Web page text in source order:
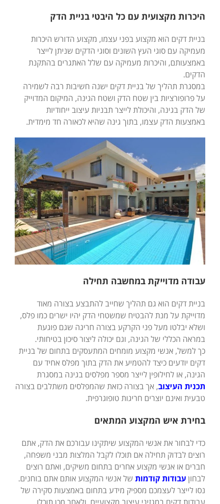
היכרות מקצועית עם כל היבטי בניית הדק
בניית דקים הוא מקצוע בפני עצמו, מקצוע הדורש היכרות
מעמיקה עם סוגי העץ השונים וסוגי הדקים שניתן לייצר
באמצעותם, והיכרות מעמיקה עם שלל האתגרים בהתקנת
הדקים.
במסגרת תהליך של בניית דקים ישנה חשיבות רבה לשמירה
על פרופורציות בין שטח הדק ושטח הגינה, המיקום המדוייק
של הדק בגינה, והיכולת לייצר תבניות עיצוב ייחודיות
באמצעות הדק עצמו, בתוך גינה שהיא לכאורה חד מימדית.
עבודה מדוייקת במחשבה תחילה
בניית דקים הוא גם תהליך שחייב להתבצע בצורה מאוד
מדוייקת על מנת להבטיח שמשטחי הדק יהיו ישרים כמו פלס,
ושלא יבלטו מעל פני הקרקע בצורה חריגה שגם פוגעת
במראה הכללי של הגינה, וגם יכולה ליצור סיכון בטיחותי.
כך למשל, אנשי מקצוע מומחים המתעסקים בתחום של בניית
דקים יודעים כיצד להטמיע את הדק בתוך מפלס אחיד עם
הגינה, או לחילופין לייצר מספר מפלסים בגינה במסגרת
תכנית העיצוב, אך בצורה כזאת שהמפלסים משתלבים בצורה
טבעית ואינם יוצרים חריגות טופוגרפית.
בחירת איש המקצוע המתאים
כדי לבחור את אנשי המקצוע שיתקינו עבורכם את הדק, אתם
רוצים לבדוק תחילה אם תוכלו לקבל המלצות מבני משפחה,
חברים או אנשי מקצוע אחרים בתחום משיקים, ואתם רוצים
לבחוןעבודות קודמות של אנשי המקצוע אותם אתם בוחנים.
נסו לייצר לעצמכם מספיק מידע בתחום באמצעות סקירה של